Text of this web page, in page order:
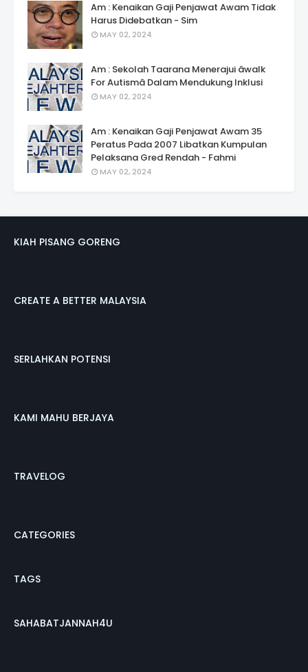
Am : Kenaikan Gaji Penjawat Awam Tidak
Harus Didebatkan - Sim
MAY 02, 2024
Am : Sekolah Taarana Menerajui âwalk
For Autismâ Dalam Mendukung Inklusi
MAY 02, 2024
Am : Kenaikan Gaji Penjawat Awam 35
Peratus Pada 2007 Libatkan Kumpulan
Pelaksana Gred Rendah - Fahmi
MAY 02, 2024
KIAH PISANG GORENG
CREATE A BETTER MALAYSIA
SERLAHKAN POTENSI
KAMI MAHU BERJAYA
TRAVELOG
CATEGORIES
TAGS
SAHABATJANNAH4U